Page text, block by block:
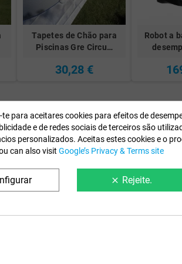
Tapetes de Chão para
Piscinas Gre Circu…
30,28 €
Robot a
Informação
te para aceitares cookies para efeitos de
e de redes sociais de terceiros são
personalizados. Aceitas estes cookies e o
can also visit Google’s Privacy & Terms site
clear Rejeite.